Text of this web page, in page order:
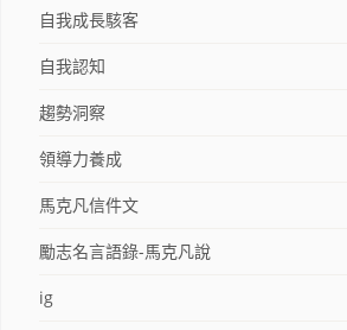
自我成長駭客
自我認知
趨勢洞察
領導力養成
馬克凡信件文
勵志名言語錄-馬克凡說
ig